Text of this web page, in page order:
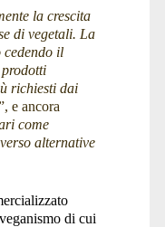
la crescita
di vegetali. La
cedendo il
richiesti dai
e ancora
come
alternative
di cui